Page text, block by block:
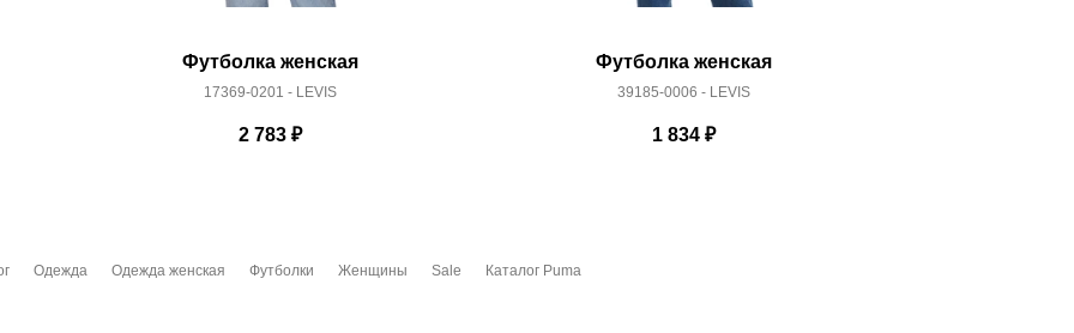
Футболка женская
17369-0201 - LEVIS
2 783₽
Футболка женская
39185-0006 - LEVIS
1 834₽
Одежда Одежда женская Футболки Женщины Sale Каталог Puma